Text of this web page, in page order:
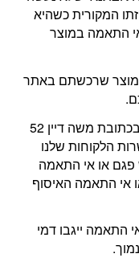
המקורית כשהיא
התאמה במוצר
מוצר שרכשתם באתר
החזרת המוצר תעשה על ידי הלקוח, בכתובת משה דיין 52
הלקוחות שלנו
פגם או אי התאמה
אי התאמה האיסוף
התאמה ייגבו דמי